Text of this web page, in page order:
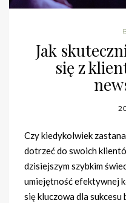
Jak
się z
Czy kiedykolwiek
dotrzeć do swoich
dzisiejszym szybkim
umiejętność efektywnej
się kluczowa dla sukcesu